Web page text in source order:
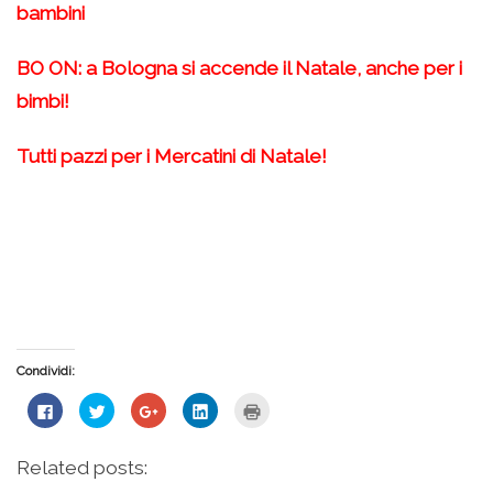
bambini
BO ON: a Bologna si accende il Natale, anche per i
bimbi!
Tutti pazzi per i Mercatini di Natale!
Condividi:
Fai
clic
su
Facebook
Fai
clic
condividere
su
Fai
clic
Fai
clic
Related posts: